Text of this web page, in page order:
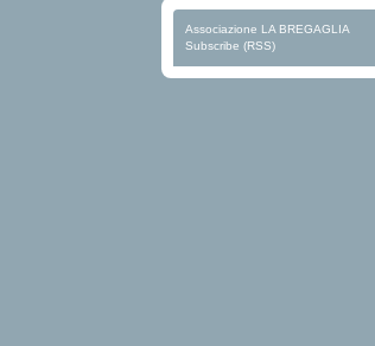
Associazione LA BREGAGLIA
Subscribe (RSS)